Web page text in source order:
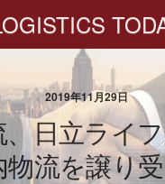
2019年11月29日
、日立ライ
物流を譲り